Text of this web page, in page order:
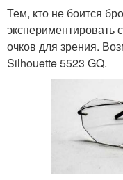
Тем, кто не боится
экспериментировать
очков для зрения.
Silhouette 5523 GQ.